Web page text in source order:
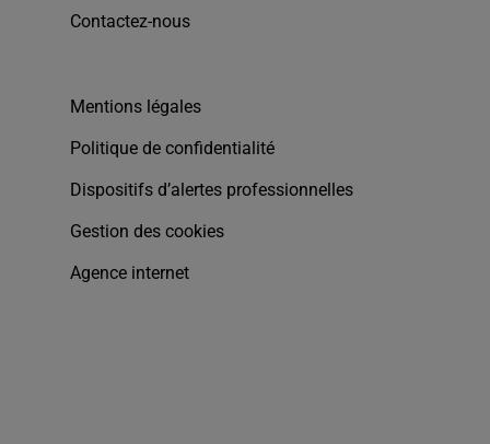
Contactez-nous
Mentions légales
Politique de confidentialité
Dispositifs d’alertes professionnelles
Gestion des cookies
Agence internet